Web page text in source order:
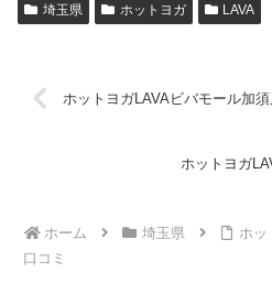
埼玉県 ホットヨガ LAVA
ホットヨガLAVAビバモール加
ホットヨガ
ホーム 埼玉県
ホッ
口コミ